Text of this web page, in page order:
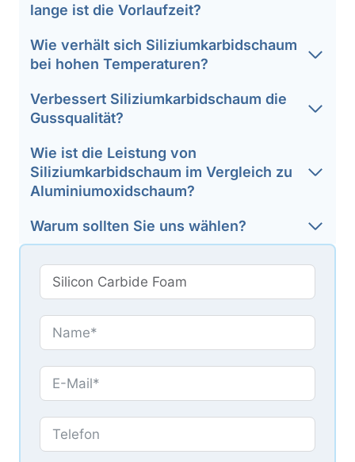
lange ist die Vorlaufzeit?
Wie verhält sich Siliziumkarbidschaum
bei hohen Temperaturen?
Verbessert Siliziumkarbidschaum die
Gussqualität?
Wie ist die Leistung von
Siliziumkarbidschaum im Vergleich zu
Aluminiumoxidschaum?
Warum sollten Sie uns wählen?